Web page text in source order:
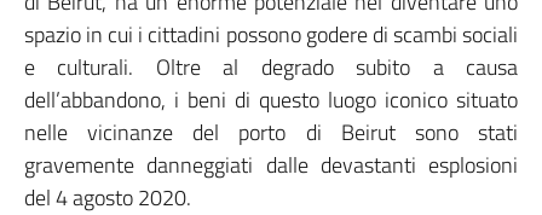
spazio in cui i cittadini possono godere di scambi sociali
e culturali. Oltre al degrado subito a causa
dell’abbandono, i beni di questo luogo iconico situato
nelle vicinanze del porto di Beirut sono stati
gravemente danneggiati dalle devastanti esplosioni
del 4 agosto 2020.